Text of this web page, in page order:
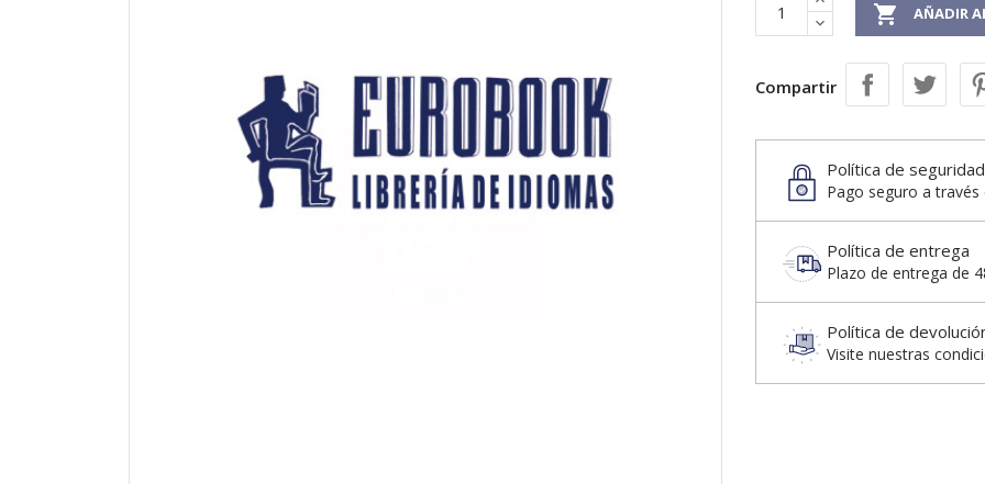
 AÑADIR
Compartir
Política de seguridad
Pago seguro a través
Política de entrega
Plazo de entrega de
Política de
Visite nuestras